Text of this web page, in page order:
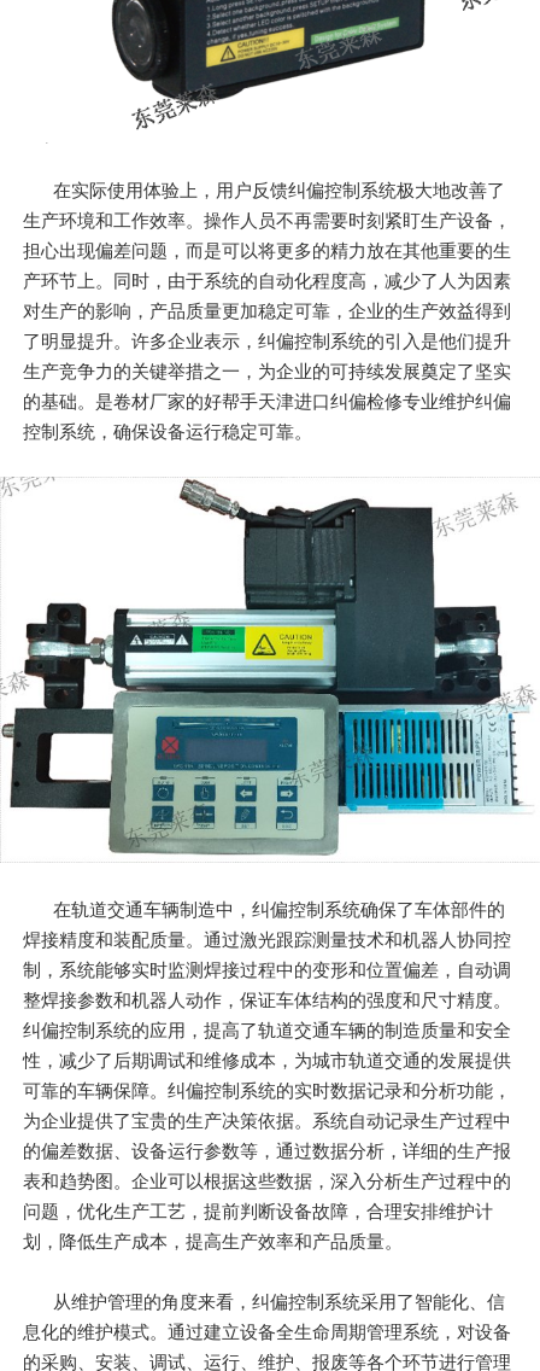
在实际使用体验上，用户反馈纠偏控制系统极大地改善了
生产环境和工作效率。操作人员不再需要时刻紧盯生产设备，
担心出现偏差问题，而是可以将更多的精力放在其他重要的生
产环节上。同时，由于系统的自动化程度高，减少了人为因素
对生产的影响，产品质量更加稳定可靠，企业的生产效益得到
了明显提升。许多企业表示，纠偏控制系统的引入是他们提升
生产竞争力的关键举措之一，为企业的可持续发展奠定了坚实
的基础。是卷材厂家的好帮手天津进口纠偏检修专业维护纠偏
控制系统，确保设备运行稳定可靠。
在轨道交通车辆制造中，纠偏控制系统确保了车体部件的
焊接精度和装配质量。通过激光跟踪测量技术和机器人协同控
制，系统能够实时监测焊接过程中的变形和位置偏差，自动调
整焊接参数和机器人动作，保证车体结构的强度和尺寸精度。
纠偏控制系统的应用，提高了轨道交通车辆的制造质量和安全
性，减少了后期调试和维修成本，为城市轨道交通的发展提供
可靠的车辆保障。纠偏控制系统的实时数据记录和分析功能，
为企业提供了宝贵的生产决策依据。系统自动记录生产过程中
的偏差数据、设备运行参数等，通过数据分析，详细的生产报
表和趋势图。企业可以根据这些数据，深入分析生产过程中的
问题，优化生产工艺，提前判断设备故障，合理安排维护计
划，降低生产成本，提高生产效率和产品质量。
从维护管理的角度来看，纠偏控制系统采用了智能化、信
息化的维护模式。通过建立设备全生命周期管理系统，对设备
的采购、安装、调试、运行、维护、报废等各个环节进行管理